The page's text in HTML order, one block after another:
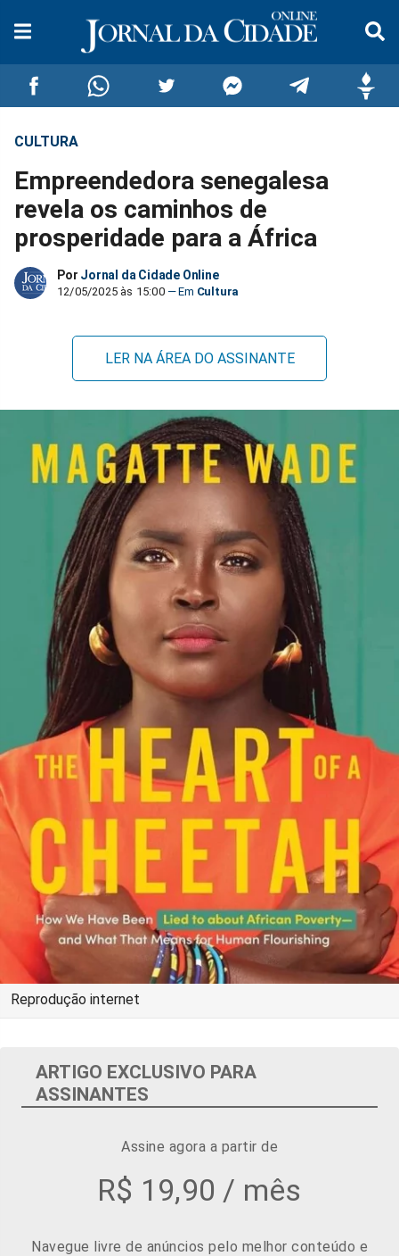
Compartilhar
no
Facebook
Compartilhar
no
Whatsapp
no
Twitter
no
Messenger
no
Telegram
CULTURA
Empreendedora senegalesa
revela os caminhos de
prosperidade para a África
Por Jornal da Cidade Online
12/05/2025 às 15:00 Cultura
LER NA ÁREA DO ASSINANTE
Reprodução internet
ARTIGO EXCLUSIVO PARA
ASSINANTES
Assine agora a partir de
R$ 19,90 / mês
Navegue livre de anúncios pelo melhor conteúdo e